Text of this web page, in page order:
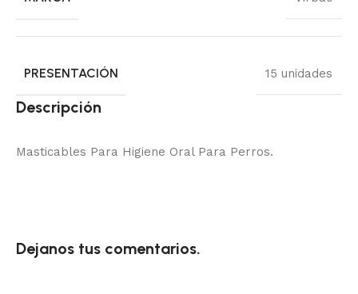
PRESENTACIÓN 15 unidades
Descripción
Masticables Para Higiene Oral Para Perros.
Dejanos tus comentarios.